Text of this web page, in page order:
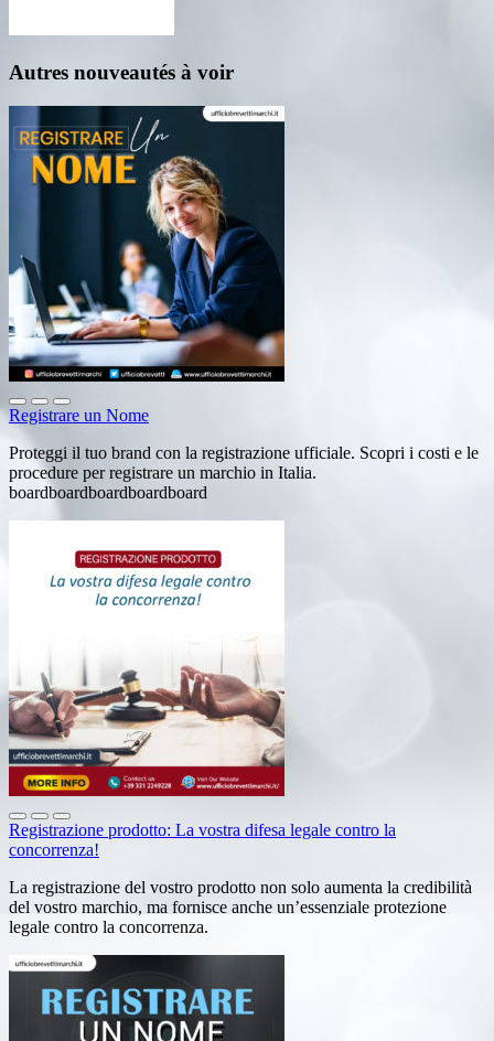
Autres nouveautés à voir
Registrare un Nome
Proteggi il tuo brand con la registrazione ufficiale. Scopri i costi e le
procedure per registrare un marchio in Italia.
boardboardboardboardboard
Registrazione prodotto: La vostra difesa legale contro la
concorrenza!
La registrazione del vostro prodotto non solo aumenta la credibilità
del vostro marchio, ma fornisce anche un’essenziale protezione
legale contro la concorrenza.